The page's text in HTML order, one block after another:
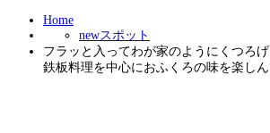
Home
newスポット
フラッと入ってわが家のようにくつろ
鉄板料理を中心におふくろの味を楽し